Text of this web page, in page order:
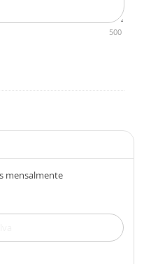
500
mensalmente